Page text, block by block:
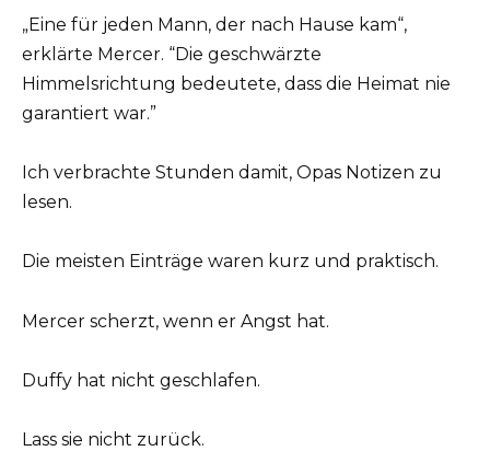
„Eine für jeden Mann, der nach Hause kam“,
erklärte Mercer. “Die geschwärzte
Himmelsrichtung bedeutete, dass die Heimat nie
garantiert war.”
Ich verbrachte Stunden damit, Opas Notizen zu
lesen.
Die meisten Einträge waren kurz und praktisch.
Mercer scherzt, wenn er Angst hat.
Duffy hat nicht geschlafen.
Lass sie nicht zurück.